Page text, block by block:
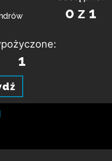
0 z 1
1